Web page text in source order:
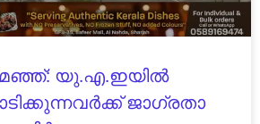
യു.എ.ഇയിൽ
ജാഗ്രതാ